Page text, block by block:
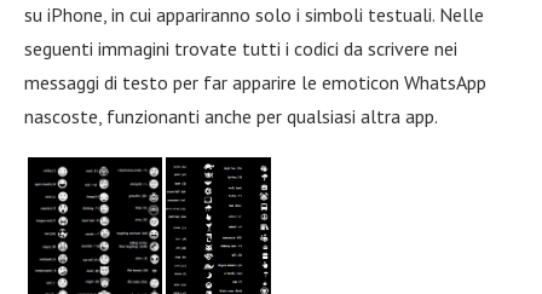
su iPhone, in cui appariranno solo i simboli testuali. Nelle
seguenti immagini trovate tutti i codici da scrivere nei
messaggi di testo per far apparire le emoticon WhatsApp
nascoste, funzionanti anche per qualsiasi altra app.